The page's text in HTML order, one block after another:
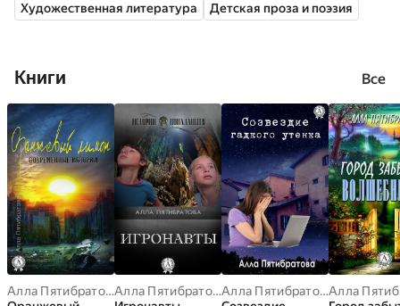
Художественная литература Детская проза и поэзия
Книги Все
Алла Пятибратова
Алла Пятибратова
Алла Пятибратова